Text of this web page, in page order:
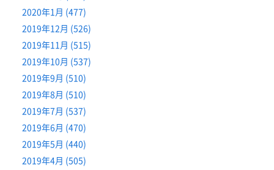
2020年1月 (477)
2019年12月 (526)
2019年11月 (515)
2019年10月 (537)
2019年9月 (510)
2019年8月 (510)
2019年7月 (537)
2019年6月 (470)
2019年5月 (440)
2019年4月 (505)